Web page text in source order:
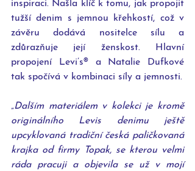
inspiraci. Našla klíč k tomu, jak propojit
tužší denim s jemnou křehkostí, což v
závěru dodává nositelce sílu a
zdůrazňuje její ženskost. Hlavní
propojení Levi’s® a Natalie Dufkové
„Dalším materiálem v kolekci je kromě
originálního Levis denimu ještě
upcyklovaná tradiční česká paličkovaná
krajka od firmy Topak, se kterou velmi
ráda pracuji a objevila se už v mojí